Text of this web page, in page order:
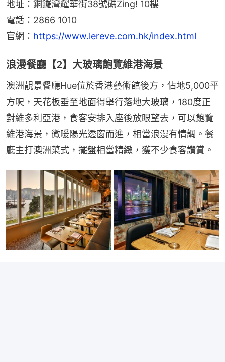
地址：銅鑼灣耀華街38號碼Zing! 10樓
電話：2866 1010
官網： https://www.lereve.com.hk/index.html
浪漫餐廳【2】大玻璃飽覽維港海景
澳洲靚景餐廳Hue位於香港藝術館後方，佔地5,000平
方呎，天花板垂至地面得舉行落地大玻璃，180度正
對維多利亞港，食客安排入座後放眼望去，可以飽覽
維港海景，微暖陽光透窗而進，相當浪漫有情調。餐
廳主打澳洲菜式，擺盤相當精緻，獲不少食客讚賞。